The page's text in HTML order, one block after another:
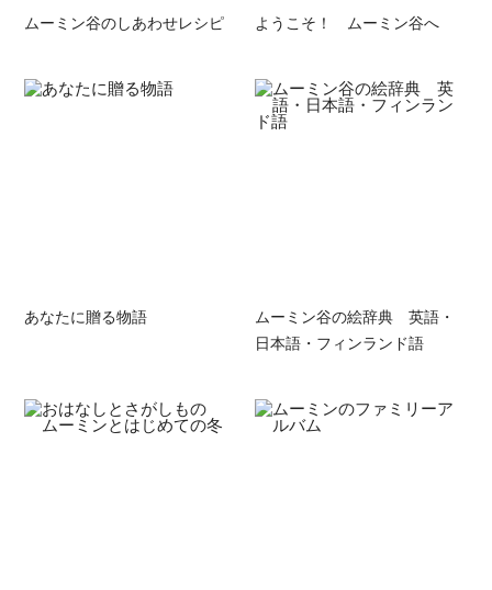
ムーミン谷のしあわせレシピ ようこそ！ ムーミン谷へ
あなたに贈る物語
ムーミン谷の絵辞典 英語・
日本語・フィンランド語